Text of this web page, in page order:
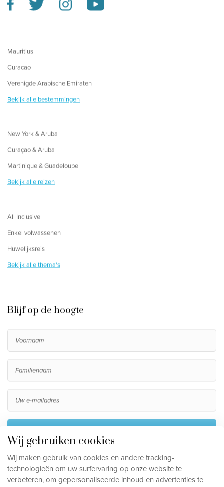
Wij gebruiken cookies
Wij maken gebruik van cookies en andere tracking-
technologieën om uw surfervaring op onze website te
verbeteren, om gepersonaliseerde inhoud en advertenties te
Mauritius
Curacao
Verenigde Arabische Emiraten
Bekijk alle bestemmingen
New York & Aruba
Curaçao & Aruba
Martinique & Guadeloupe
Bekijk alle reizen
All Inclusive
Enkel volwassenen
Huwelijksreis
Bekijk alle thema's
Blijf op de hoogte
Inschrijven
Door me in te schrijven ga ik akkoord met het verwerken
van mijn persoonsgegevens, die beschreven staan in de
privacy disclaimer.